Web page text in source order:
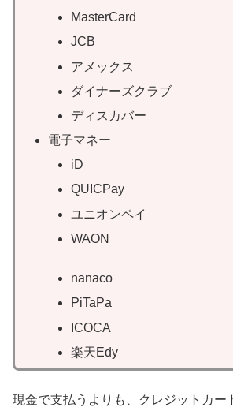
MasterCard
JCB
アメックス
ダイナーズクラブ
ディスカバー
電子マネー
iD
QUICPay
ユニオンペイ
WAON
nanaco
PiTaPa
ICOCA
楽天Edy
現金で支払うよりも、クレジットカー